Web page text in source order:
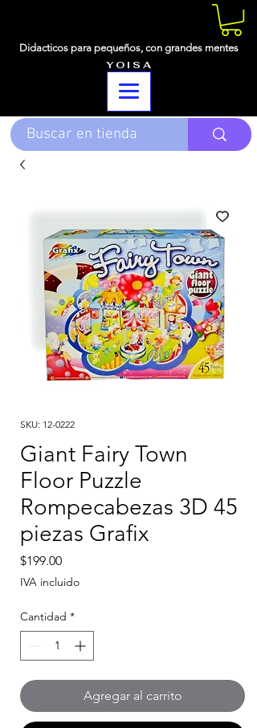
Didacticos para pequeños, con grandes mentes
Y O I S A
SKU: 12-0222
Giant Fairy Town
Floor Puzzle
Rompecabezas 3D 45
piezas Grafix
$199.00Precio
IVA incluido
Cantidad *
Agregar al carrito